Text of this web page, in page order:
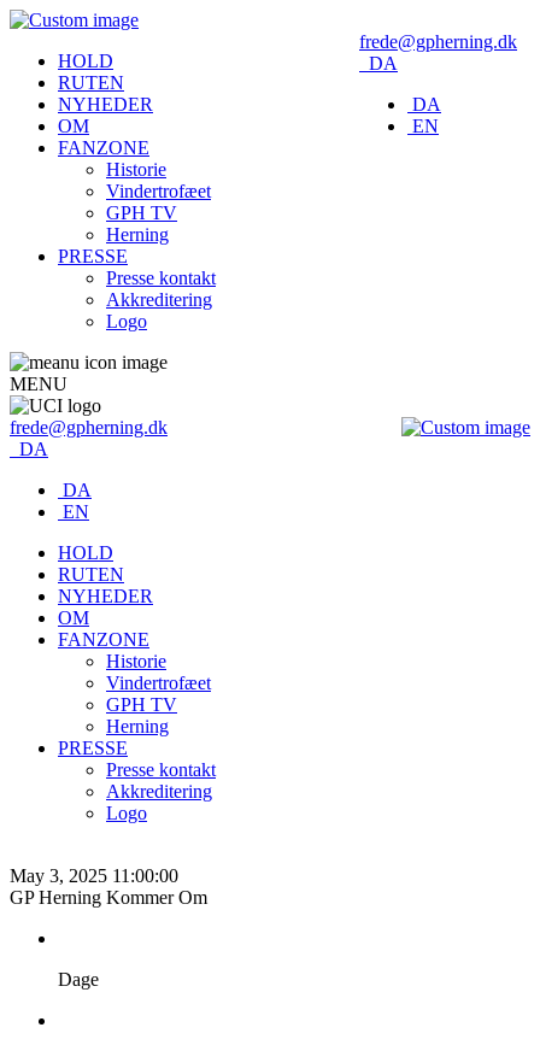
frede@gpherning.dk
DA
DA
EN
HOLD
RUTEN
NYHEDER
OM
FANZONE
Historie
Vindertrofæet
GPH TV
Herning
PRESSE
Presse kontakt
Akkreditering
Logo
MENU
frede@gpherning.dk
DA
DA
EN
HOLD
RUTEN
NYHEDER
OM
FANZONE
Historie
Vindertrofæet
GPH TV
Herning
PRESSE
Presse kontakt
Akkreditering
Logo
May 3, 2025 11:00:00
GP Herning Kommer Om
Dage